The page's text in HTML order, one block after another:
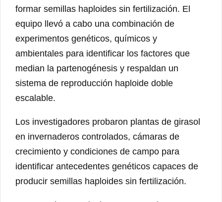
formar semillas haploides sin fertilización. El
equipo llevó a cabo una combinación de
experimentos genéticos, químicos y
ambientales para identificar los factores que
median la partenogénesis y respaldan un
sistema de reproducción haploide doble
escalable.
Los investigadores probaron plantas de girasol
en invernaderos controlados, cámaras de
crecimiento y condiciones de campo para
identificar antecedentes genéticos capaces de
producir semillas haploides sin fertilización.